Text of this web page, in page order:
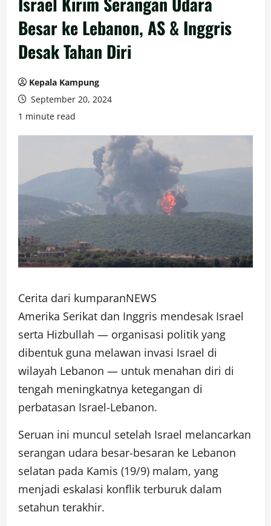
Besar ke Lebanon, AS & Inggris
Desak Tahan Diri
Kepala Kampung
September 20, 2024
1 minute read
Cerita dari kumparanNEWS
Amerika Serikat dan Inggris mendesak Israel
serta Hizbullah — organisasi politik yang
dibentuk guna melawan invasi Israel di
wilayah Lebanon — untuk menahan diri di
tengah meningkatnya ketegangan di
perbatasan Israel-Lebanon.
Seruan ini muncul setelah Israel melancarkan
serangan udara besar-besaran ke Lebanon
selatan pada Kamis (19/9) malam, yang
menjadi eskalasi konflik terburuk dalam
setahun terakhir.